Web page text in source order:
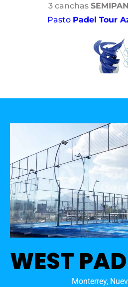
3 canchas
Pasto Padel Tour
WEST
Monterrey,